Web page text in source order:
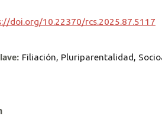
doi.org/10.22370/rcs.2025.87.5117
Filiación, Pluriparentalidad,